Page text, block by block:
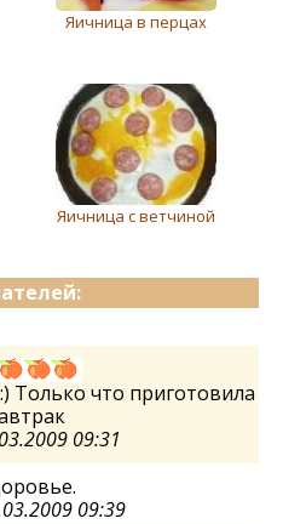
Яичница в перцах
Яичница с ветчиной
Только что приготовила
09:31
09:39